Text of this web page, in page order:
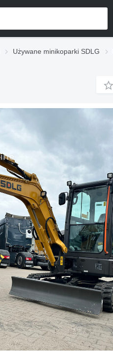
Używane minikoparki SDLG